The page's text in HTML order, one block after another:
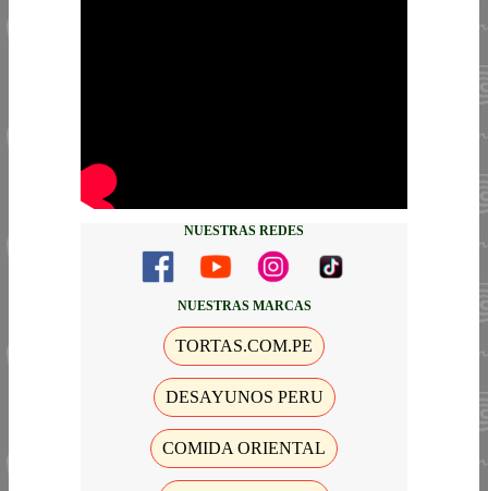
NUESTRAS REDES
NUESTRAS MARCAS
TORTAS.COM.PE
DESAYUNOS PERU
COMIDA ORIENTAL